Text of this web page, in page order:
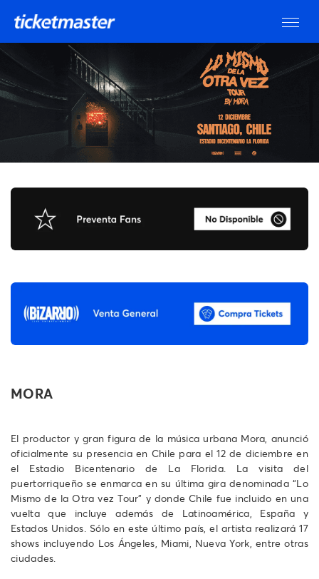
MORA
El productor y gran figura de la música urbana Mora, anunció
oficialmente su presencia en Chile para el 12 de diciembre en
el Estadio Bicentenario de La Florida. La visita del
puertorriqueño se enmarca en su última gira denominada “Lo
Mismo de la Otra vez Tour” y donde Chile fue incluido en una
vuelta que incluye además de Latinoamérica, España y
Estados Unidos. Sólo en este último país, el artista realizará 17
shows incluyendo Los Ángeles, Miami, Nueva York, entre otras
ciudades.